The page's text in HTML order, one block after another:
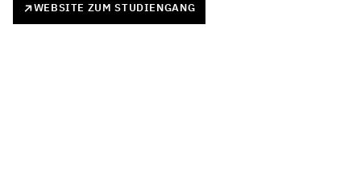
WEBSITE ZUM STUDIENGANG